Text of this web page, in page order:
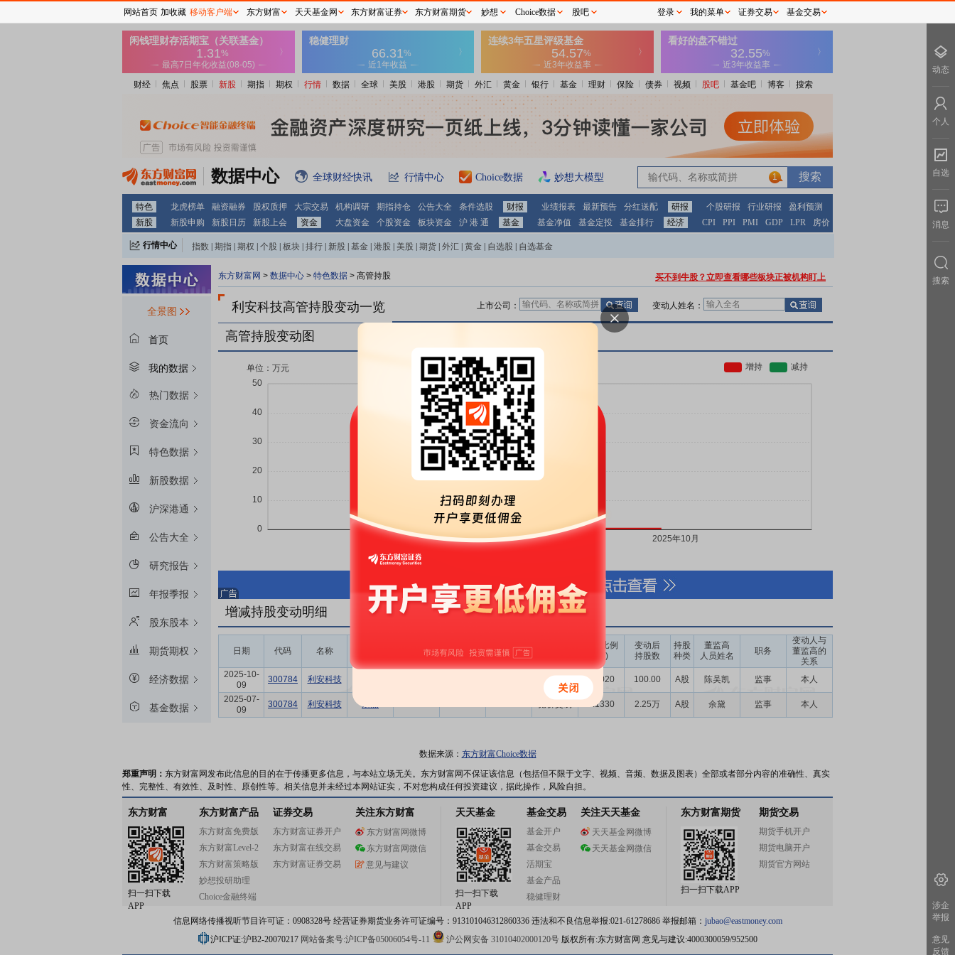
财经 焦点 股票 新股 期指 期权 行情 数据 全球 美股 港股 期货 外汇 黄金 银行 基金 理财 保险 债券 视频 股吧 基金吧 博客 搜索
数据中心 全球财经快讯 行情中心 Choice数据 妙想大模型 1
特色 龙虎榜单 融资融券 股权质押 大宗交易 机构调研 期指持仓 公告大全 条件选股 财报 业绩报表 最新预告 分红送配 研报 个股研报 行业研报
盈利预测
新股
新股申购 新股日历 新股上会 资金 大盘资金 个股资金 板块资金 沪 港 通 基金 基金净值 基金定投 基金排行 经济 CPI PPI PMI GDP LPR 房价
行情中心 指数 期指 期权 个股 板块 排行 新股 基金 港股 美股 期货 外汇 黄金 自选股 自选基金
全景图
首页
我的数据
热门数据
资金流向
特色数据
新股数据
沪深港通
公告大全
研究报告
年报季报
股东股本
期货期权
经济数据
基金数据
东方财富网 > 数据中心 > 特色数据 > 高管持股 买不到牛股？立即查看哪些板块正被机构盯上
利安科技高管持股变动一览 变动人姓名：
上市公司：
高管持股变动图
增减持股变动明细
日期 代码 名称 变动股数
均价
变动金额
(万)
变动比例
(‰)
变动后
持股数
持股
种类
董监高
人员姓名
职务
变动人与
董监高的
关系
2025-10-
09
300784 利安科技 竞价交易 0.0020 100.00 A股 陈吴凯 监事
本人
2025-07-
09
300784 利安科技 余黛 0.1330 2.25万 A股 余黛 监事 本人
数据来源： 东方财富Choice数据
郑重声明： 东方财富网发布此信息的目的在于传播更多信息，与本站立场无关。东方财富网不保证该信息（包括但不限于文字、视频、音频、数据及图表）全部或者部分内容的准确性、真实
性、完整性、有效性、及时性、原创性等。相关信息并未经过本网站证实，不对您构成任何投资建议，据此操作，风险自担。
东方财富
扫一扫下载
APP
东方财富产品
东方财富免费版
东方财富Level-2
东方财富策略版
妙想投研助理
Choice金融终端
证券交易
东方财富证券开户
东方财富在线交易
东方财富证券交易
关注东方财富
东方财富网微博
东方财富网微信
意见与建议
天天基金
扫一扫下载
APP
基金交易
基金开户
基金交易
活期宝
基金产品
稳健理财
关注天天基金
天天基金网微博
天天基金网微信
东方财富期货
扫一扫下载APP
期货交易
期货手机开户
期货电脑开户
期货官方网站
信息网络传播视听节目许可证：0908328号 经营证券期货业务许可证编号：913101046312860336 违法和不良信息举报:021-61278686 举报邮箱： jubao@eastmoney.com
沪ICP证:沪B2-20070217 网站备案号:沪ICP备05006054号-11 沪公网安备 31010402000120号版权所有:东方财富网 意见与建议:4000300059/952500
网站首页 加收藏 移动客户端 东方财富 天天基金网 东方财富证券 东方财富期货 妙想 Choice数据 股吧 登录 我的菜单 证券交易 基金交易
动态
个人
自选
消息
搜索
涉企
举报
意见
反馈